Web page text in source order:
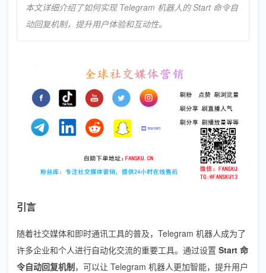
本文详细介绍了如何实现 Telegram 机器人的 Start 命令自
动回复机制，提升用户体验和互动性。
引言
随着社交媒体和即时通讯工具的普及，Telegram 机器人成为了
许多企业和个人进行自动化交流的重要工具。通过设置 Start 命
令自动回复机制，可以让 Telegram 机器人更加智能，提升用户